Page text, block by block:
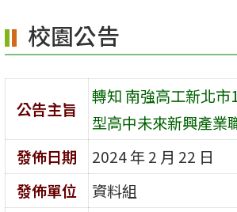
容
區
校園公告
公告主旨
轉知 南強高工新北
型高中未來新興產業
發佈日期
2024 年 2 月 22 日
發佈單位
資料組